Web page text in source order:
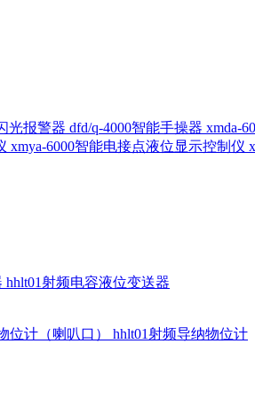
光报警器 dfd/q-4000智能手操器 xmda-
xmya-6000智能电接点液位显示控制仪
hhlt01射频电容液位变送器
位计（喇叭口） hhlt01射频导纳物位计